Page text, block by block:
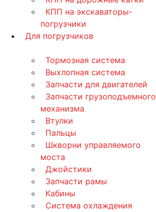
КПП на экскаваторы-
погрузчики
Для погрузчиков
Тормозная система
Выхлопная система
Запчасти для двигателей
Запчасти грузоподъемного
механизма
Втулки
Пальцы
Шкворни управляемого
моста
Джойстики
Запчасти рамы
Кабины
Система охлаждения